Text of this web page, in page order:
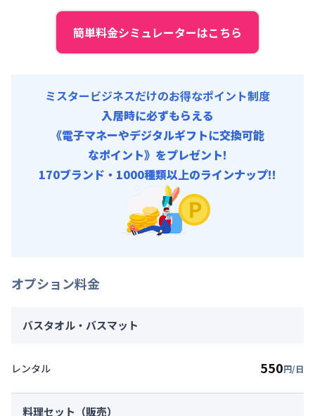
簡単料金シミュレーターはこちら
ミスタービジネスだけのお得なポイント制度
入居時に必ずもらえる
《電子マネーやデジタルギフトに交換可能
なポイント》をプレゼント!
170ブランド・1000種類以上のラインナップ!!
オプション料金
バスタオル・バスマット
レンタル 550円/日
料理セット（販売）